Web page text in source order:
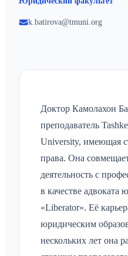
k.batirova@tmuni.org
Доктор Камолахон
преподаватель
University, имеющая
права. Она
деятельность с
в качестве
«Liberator». Её
юридическим
нескольких лет она